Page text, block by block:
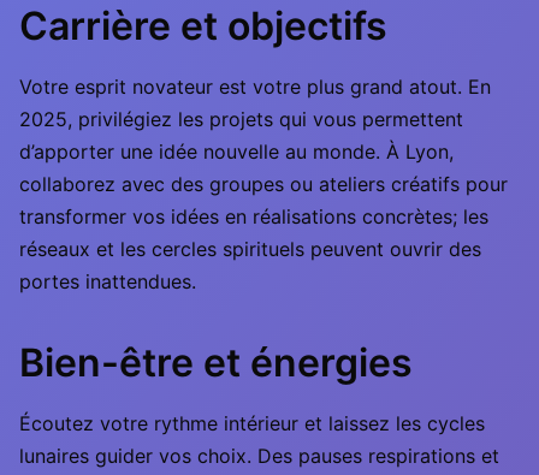
Carrière et objectifs
Votre esprit novateur est votre plus grand atout. En
2025, privilégiez les projets qui vous permettent
d’apporter une idée nouvelle au monde. À Lyon,
collaborez avec des groupes ou ateliers créatifs pour
transformer vos idées en réalisations concrètes; les
réseaux et les cercles spirituels peuvent ouvrir des
portes inattendues.
Bien-être et énergies
Écoutez votre rythme intérieur et laissez les cycles
lunaires guider vos choix. Des pauses respirations et